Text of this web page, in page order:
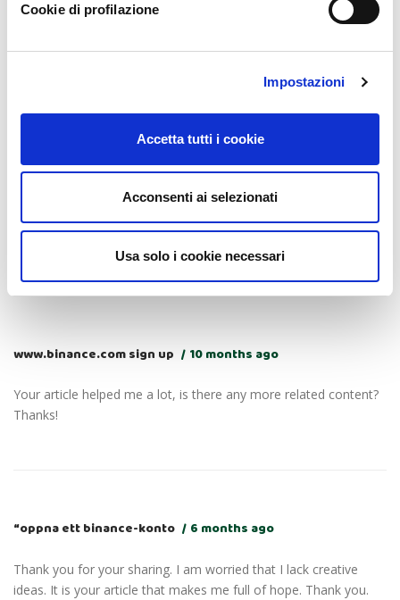
Cookie di profilazione
Impostazioni
Accetta tutti i cookie
Acconsenti ai selezionati
Usa solo i cookie necessari
binance referral 10 months ago
Your article helped me a lot, is there any more related content?
www.binance.com sign up 10 months ago
Your article helped me a lot, is there any more related content?
Thanks!
“oppna ett binance-konto 6 months ago
Thank you for your sharing. I am worried that I lack creative
ideas. It is your article that makes me full of hope. Thank you.